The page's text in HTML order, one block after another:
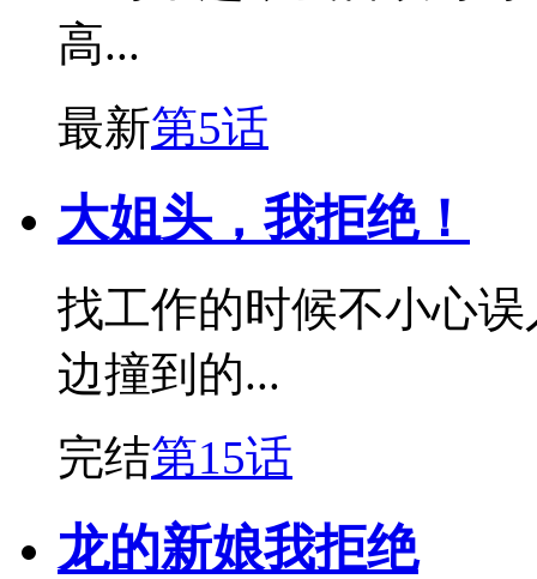
高...
最新第5话
大姐头，我拒绝！
找工作的时候不小心
边撞到的...
完结第15话
龙的新娘我拒绝